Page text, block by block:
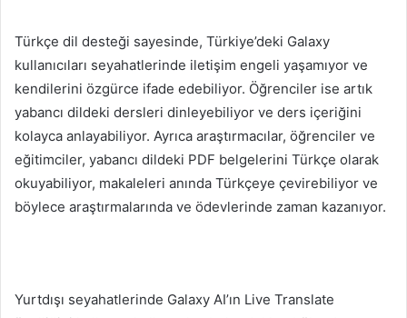
Türkçe dil desteği sayesinde, Türkiye’deki Galaxy
kullanıcıları seyahatlerinde iletişim engeli yaşamıyor ve
kendilerini özgürce ifade edebiliyor. Öğrenciler ise artık
yabancı dildeki dersleri dinleyebiliyor ve ders içeriğini
kolayca anlayabiliyor. Ayrıca araştırmacılar, öğrenciler ve
eğitimciler, yabancı dildeki PDF belgelerini Türkçe olarak
okuyabiliyor, makaleleri anında Türkçeye çevirebiliyor ve
böylece araştırmalarında ve ödevlerinde zaman kazanıyor.
Yurtdışı seyahatlerinde Galaxy AI’ın Live Translate